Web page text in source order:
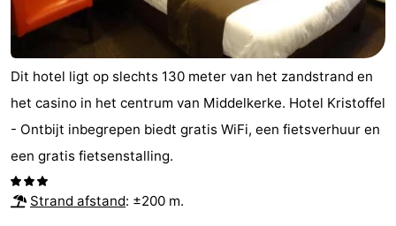
Dit hotel ligt op slechts 130 meter van het zandstrand en
het casino in het centrum van Middelkerke. Hotel Kristoffel
- Ontbijt inbegrepen biedt gratis WiFi, een fietsverhuur en
een gratis fietsenstalling.
Strand afstand: ±200 m.